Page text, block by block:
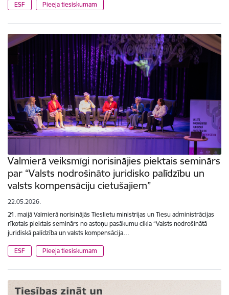
ESF Pieeja tiesiskumam
Valmierā veiksmīgi norisinājies piektais seminārs
par “Valsts nodrošināto juridisko palīdzību un
valsts kompensāciju cietušajiem”
22.05.2026.
21. maijā Valmierā norisinājās Tieslietu ministrijas un Tiesu administrācijas
rīkotais piektais seminārs no astoņu pasākumu cikla “Valsts nodrošinātā
juridiskā palīdzība un valsts kompensācija…
ESF Pieeja tiesiskumam